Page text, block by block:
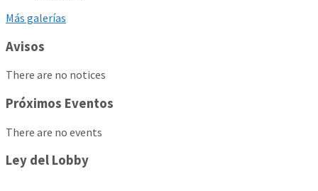
Más galerías
Avisos
There are no notices
Próximos Eventos
There are no events
Ley del Lobby